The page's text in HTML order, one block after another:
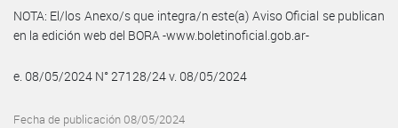
NOTA: El/los Anexo/s que integra/n este(a) Aviso Oficial se publican
en la edición web del BORA -www.boletinoficial.gob.ar-
e. 08/05/2024 N° 27128/24 v. 08/05/2024
Fecha de publicación 08/05/2024